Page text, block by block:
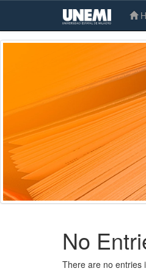
Skip
No
There are no entries